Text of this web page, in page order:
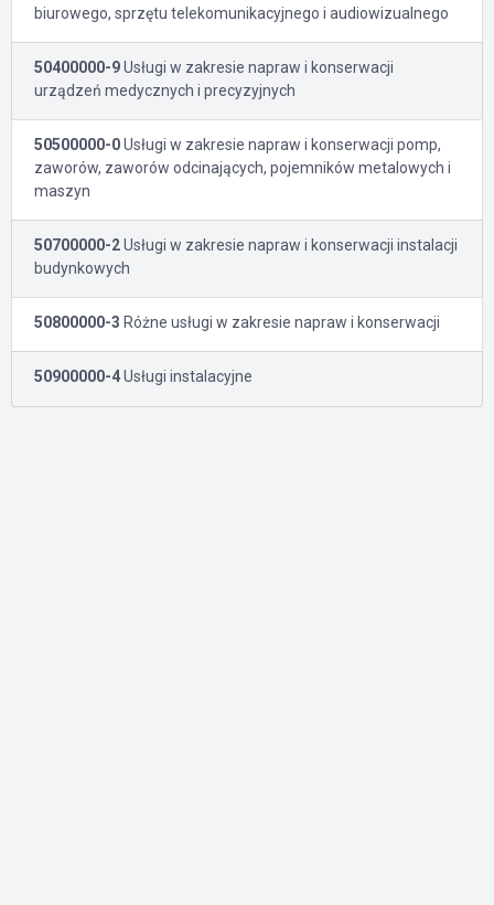
biurowego, sprzętu telekomunikacyjnego i audiowizualnego
50400000-9Usługi w zakresie napraw i konserwacji
urządzeń medycznych i precyzyjnych
50500000-0Usługi w zakresie napraw i konserwacji pomp,
zaworów, zaworów odcinających, pojemników metalowych i
maszyn
50700000-2Usługi w zakresie napraw i konserwacji instalacji
budynkowych
50800000-3 Różne usługi w zakresie napraw i konserwacji
50900000-4Usługi instalacyjne